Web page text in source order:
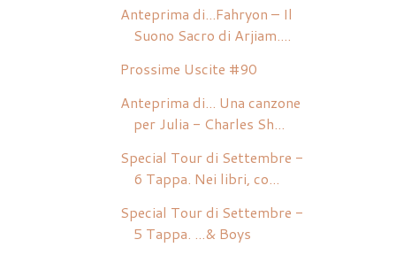
Anteprima di...Fahryon – Il
Suono Sacro di Arjiam....
Prossime Uscite #90
Anteprima di... Una canzone
per Julia - Charles Sh...
Special Tour di Settembre -
6 Tappa. Nei libri, co...
Special Tour di Settembre -
5 Tappa. ...& Boys